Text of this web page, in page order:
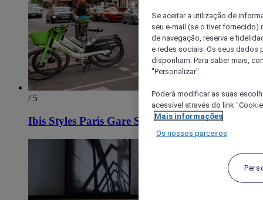
/ 5
Ibis Styles Paris Gare Saint Lazare
Se aceitar a utilização de
seu e-mail (se o tiver
de navegação, reserva e
e redes sociais. Os seus dados
disponham. Para saber mais,
"Personalizar".
Poderá modificar as suas
acessível através do link
Mais informações
Os nossos parceiros